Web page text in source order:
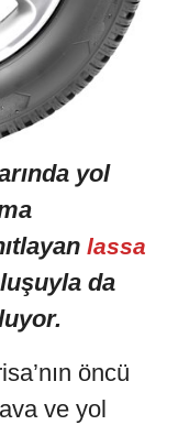
yol
lassa
da
öncü
ve yol